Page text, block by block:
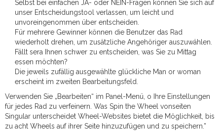
Selbst bei einfachen JA- oder NEIN-Fragen können Sie sich auf
unser Entscheidungstool verlassen, um leicht und
unvoreingenommen über entscheiden.
Für mehrere Gewinner können die Benutzer das Rad
wiederholt drehen, um zusätzliche Angehöriger auszuwählen.
Fällt sera Ihnen schwer zu entscheiden, was Sie zu Mittag
essen möchten?
Die jeweils zufällig ausgewählte glückliche Man or woman
erscheint im zweiten Bearbeitungsfeld.
Verwenden Sie „Bearbeiten“ im Panel-Menü, o Ihre Einstellungen
für jedes Rad zu verfeinern. Was Spin the Wheel vonseiten
Singular unterscheidet Wheel-Websites bietet die Möglichkeit, bis
zu acht Wheels auf ihrer Seite hinzuzufügen und zu speichern.”